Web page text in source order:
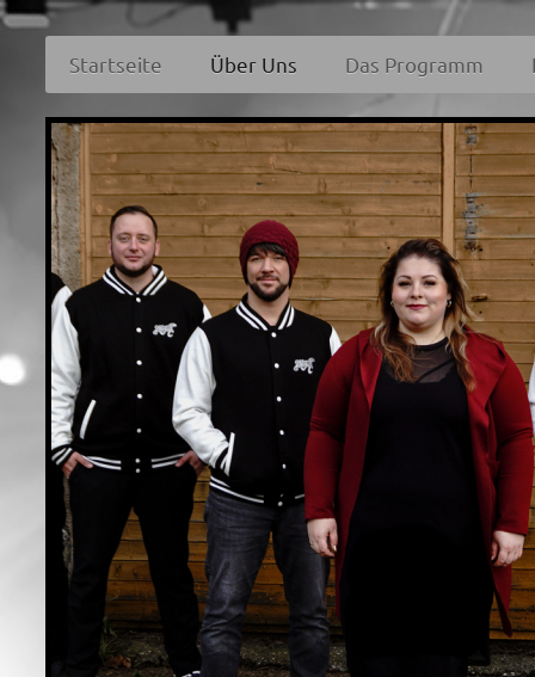
Startseite Über Uns Das Programm